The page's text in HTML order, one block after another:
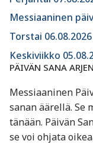
Messiaaninen
Torstai 06.08.2026
Keskiviikko
PÄIVÄN SANA
Messiaaninen
sanan äärellä. Se
tänään. Päivän
se voi ohjata